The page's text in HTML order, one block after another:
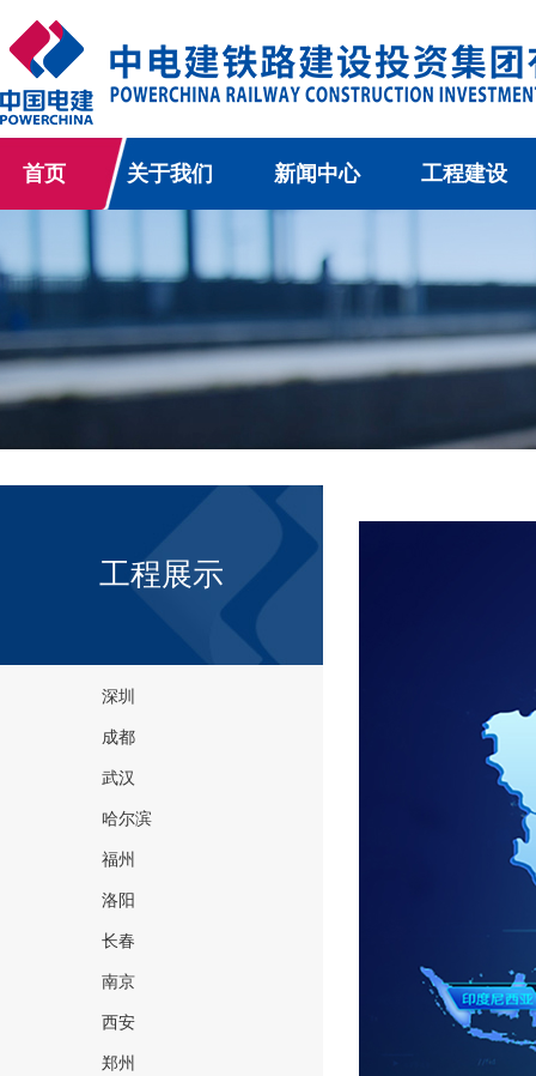
首页 关于我们 新闻中心 工程建设
工程展示
深圳
成都
武汉
哈尔滨
福州
洛阳
长春
南京
西安
郑州